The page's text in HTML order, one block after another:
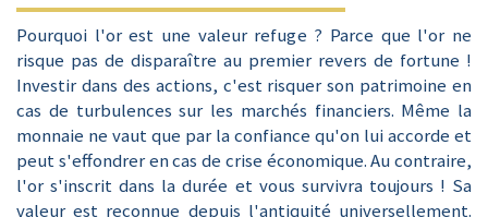
Pourquoi l'or est une valeur refuge ? Parce que l'or ne
risque pas de disparaître au premier revers de fortune !
Investir dans des actions, c'est risquer son patrimoine en
cas de turbulences sur les marchés financiers. Même la
monnaie ne vaut que par la confiance qu'on lui accorde et
peut s'effondrer en cas de crise économique. Au contraire,
l'or s'inscrit dans la durée et vous survivra toujours ! Sa
valeur est reconnue depuis l'antiquité universellement.